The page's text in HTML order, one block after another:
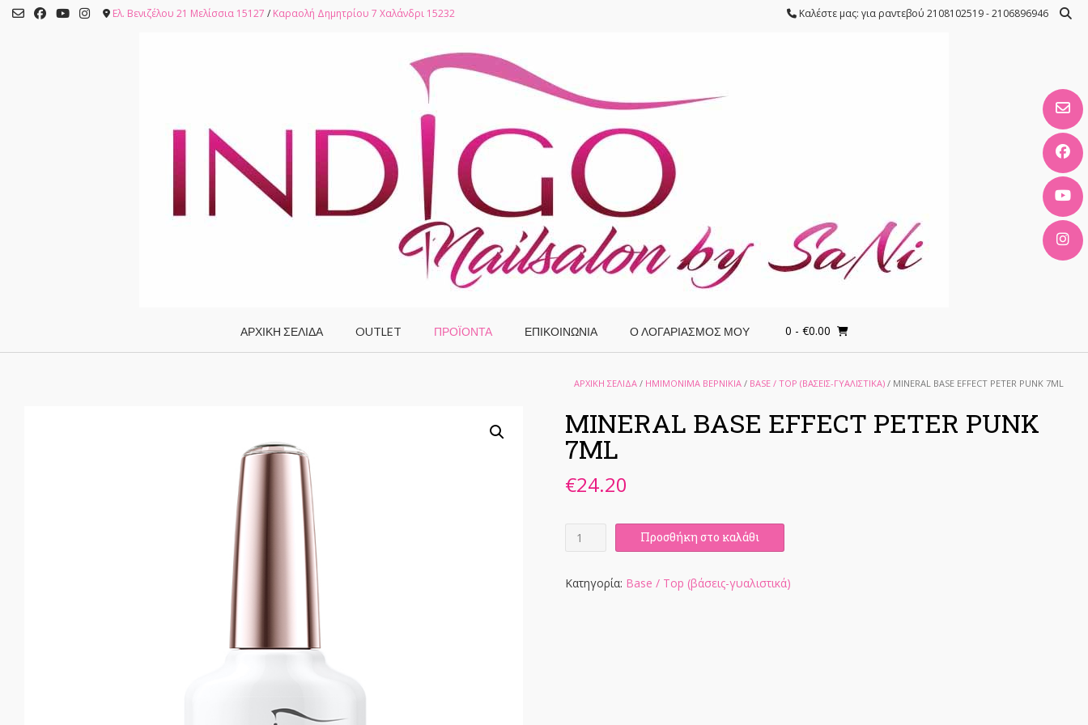
Skip
Ελ. Βενιζέλου 21 Μελίσσια 15127 / Καραολή Δημητρίου 7 Χαλάνδρι 15232 Καλέστε μας: για ραντεβού 2108102519 - 2106896946
ΑΡΧΙΚΗ ΣΕΛΙΔΑ OUTLET ΠΡΟΪΌΝΤΑ ΕΠΙΚΟΙΝΩΝΙΑ Ο ΛΟΓΑΡΙΑΣΜΌΣ ΜΟΥ 0 - €0.00
ΑΡΧΙΚΉ ΣΕΛΊΔΑ / ΗΜΙΜΟΝΙΜΑ ΒΕΡΝΙΚΙΑ / BASE / TOP (ΒΆΣΕΙΣ-ΓΥΑΛΙΣΤΙΚΆ) / MINERAL BASE EFFECT PETER PUNK 7ML
MINERAL BASE EFFECT PETER PUNK
7ML
€24.20
MINERAL
PETER
Προσθήκη στο καλάθι
Κατηγορία: Base / Top (βάσεις-γυαλιστικά)